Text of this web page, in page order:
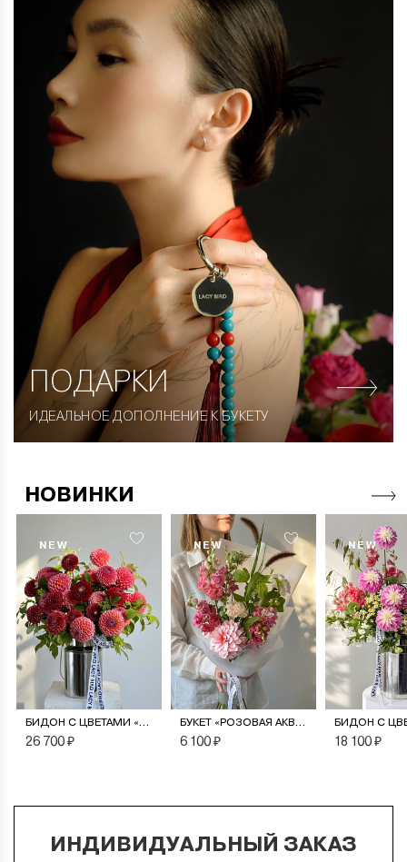
ПОДАРКИ
ИДЕАЛЬНОЕ ДОПОЛНЕНИЕ К БУКЕТУ
НОВИНКИ
NEW
БИДОН С ЦВЕТАМИ «МОНПАНСЬЕ»
26 700 ₽
NEW
БУКЕТ «РОЗОВАЯ АКВАРЕЛЬ»
6 100 ₽
NEW
18 100 ₽
ИНДИВИДУАЛЬНЫЙ ЗАКАЗ